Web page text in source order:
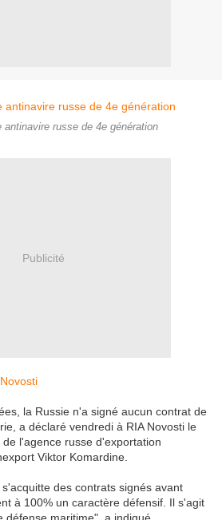
russe de 4e génération
Publicité
la Russie n'a signé aucun contrat de
a déclaré vendredi à RIA Novosti le
l'agence russe d'exportation
Viktor Komardine.
des contrats signés avant
à 100% un caractère défensif. Il s'agit